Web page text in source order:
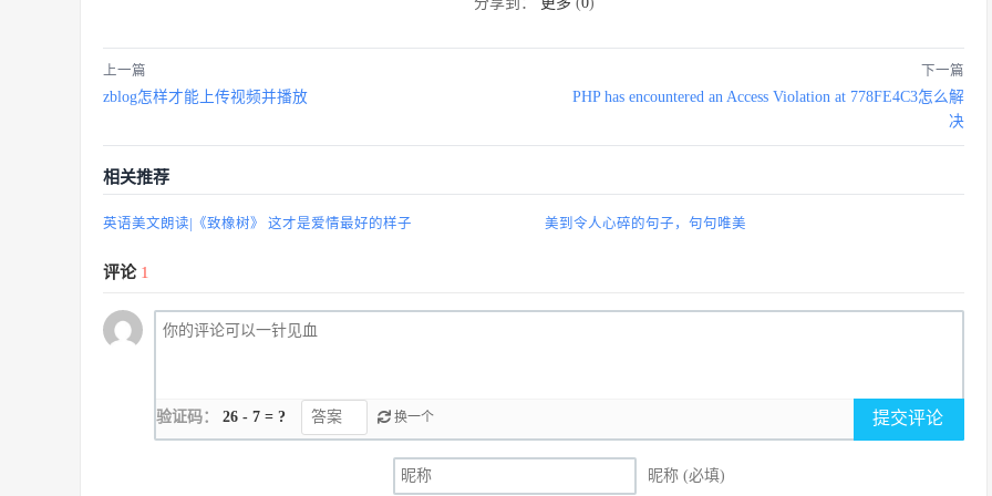
上一篇
zblog怎样才能上传视频并播放
下一篇
PHP has encountered an Access Violation at 778FE4C3怎么解
决
相关推荐
英语美文朗读|《致橡树》 这才是爱情最好的样子 美到令人心碎的句子，句句唯美
评论 1
验证码： 26 - 7 = ? 换一个 提交评论
昵称 (必填)